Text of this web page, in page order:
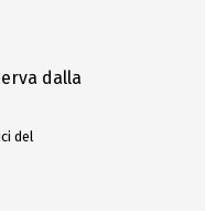
dalla
del